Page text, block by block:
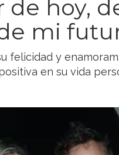
de hoy,
mi
felicidad y
en su vida